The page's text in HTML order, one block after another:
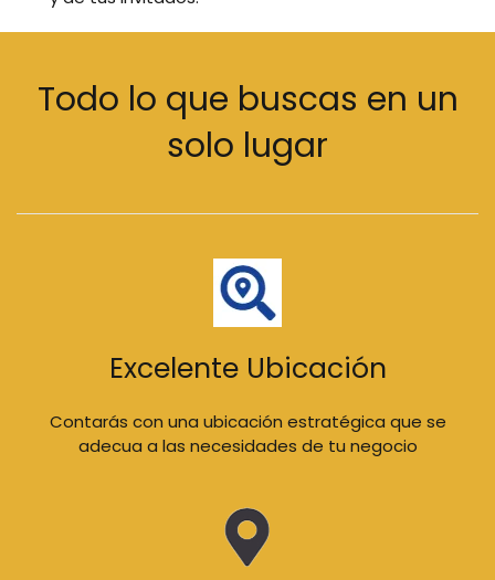
Todo lo que buscas en un
solo lugar
Excelente Ubicación
Contarás con una ubicación estratégica que se
adecua a las necesidades de tu negocio